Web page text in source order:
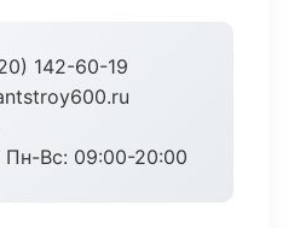
142-60-19
Пн-Вс: 09:00-20:00